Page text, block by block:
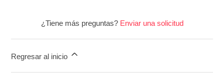
¿Tiene más preguntas? Enviar una solicitud
Regresar al inicio